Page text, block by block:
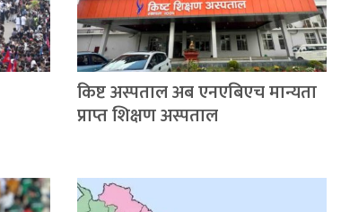
किष्ट अस्पताल अब एनएबिएच मान्यता
प्राप्त शिक्षण अस्पताल